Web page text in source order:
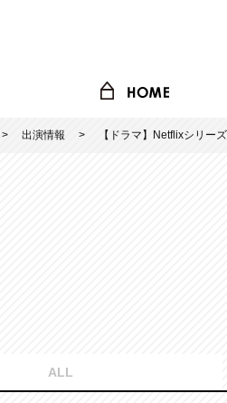
出演情報 【ドラマ】Netflixシリー
ALL